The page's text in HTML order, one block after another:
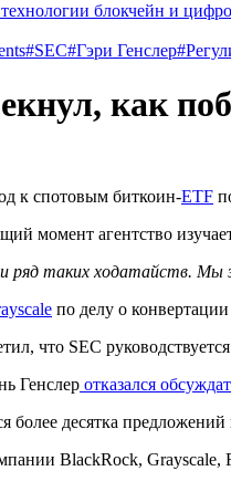
блокчейн и
#SEC#Гэри Генслер
как
к спотовым биткоин-ETF
момент агентство
ряд таких ходатайств. Мы
по делу о конвертации
что SEC
Генслер отказался
более десятка
BlackRock,